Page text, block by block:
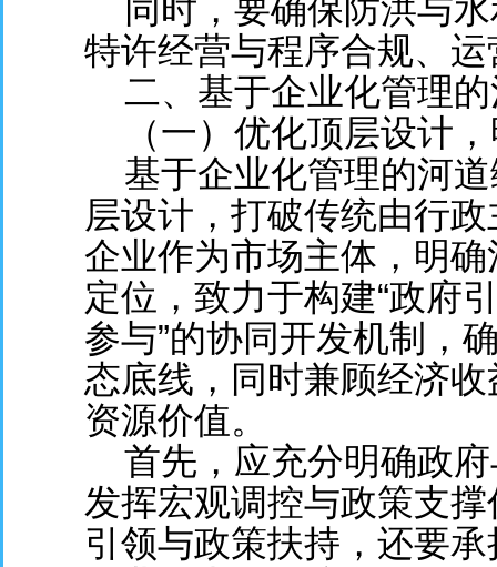
同时，要确保防洪与水
特许经营与程序合规、
二、基于企业化管理的
（一）优化顶层设计，
基于企业化管理的河道
层设计，打破传统由行
企业作为市场主体，明
定位，致力于构建“政府
参与”的协同开发机制，
态底线，同时兼顾经济
资源价值。
首先，应充分明确政府
发挥宏观调控与政策支
引领与政策扶持，还要